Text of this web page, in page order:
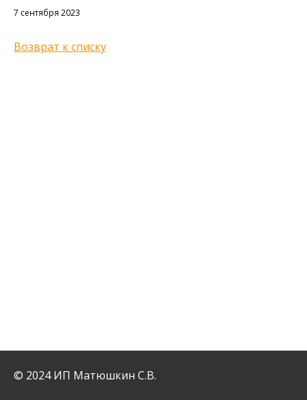
7 сентября 2023
Возврат к списку
© 2024 ИП Матюшкин С.В.